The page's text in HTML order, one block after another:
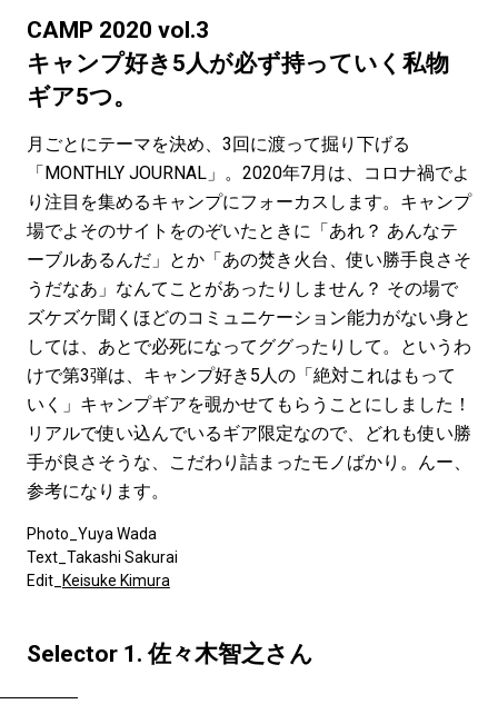
#LIFESTYLE #SNEAKER
#SPORTS #HANDSOME HANDBOOK
CAMP 2020 vol.3
キャンプ好き5人が必ず持っていく私物
ギア5つ。
月ごとにテーマを決め、3回に渡って掘り下げる
「MONTHLY JOURNAL」。2020年7月は、コロナ禍でよ
り注目を集めるキャンプにフォーカスします。キャンプ
場でよそのサイトをのぞいたときに「あれ？ あんなテ
ーブルあるんだ」とか「あの焚き火台、使い勝手良さそ
うだなあ」なんてことがあったりしません？ その場で
ズケズケ聞くほどのコミュニケーション能力がない身と
しては、あとで必死になってググったりして。というわ
けで第3弾は、キャンプ好き5人の「絶対これはもって
いく」キャンプギアを覗かせてもらうことにしました！
リアルで使い込んでいるギア限定なので、どれも使い勝
手が良さそうな、こだわり詰まったモノばかり。んー、
参考になります。
Photo_Yuya Wada
Text_Takashi Sakurai
Edit_ Keisuke Kimura
Selector 1. 佐々木智之さん